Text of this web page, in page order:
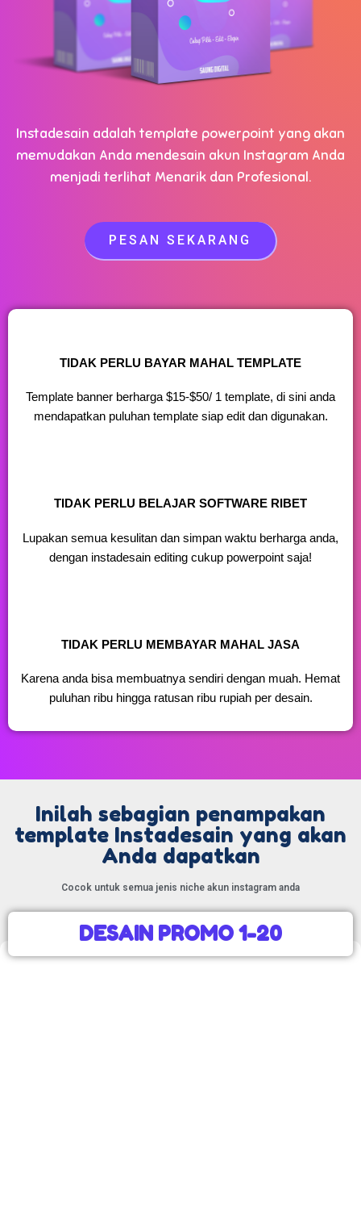
Instadesain adalah template powerpoint yang akan
memudakan Anda mendesain akun Instagram Anda
menjadi terlihat Menarik dan Profesional.
PESAN SEKARANG
TIDAK PERLU BAYAR MAHAL TEMPLATE
Template banner berharga $15-$50/ 1 template, di sini anda
mendapatkan puluhan template siap edit dan digunakan.
TIDAK PERLU BELAJAR SOFTWARE RIBET
Lupakan semua kesulitan dan simpan waktu berharga anda,
dengan instadesain editing cukup powerpoint saja!
TIDAK PERLU MEMBAYAR MAHAL JASA
Karena anda bisa membuatnya sendiri dengan muah. Hemat
puluhan ribu hingga ratusan ribu rupiah per desain.
Inilah sebagian penampakan
template Instadesain yang akan
Anda dapatkan
Cocok untuk semua jenis niche akun instagram anda
DESAIN PROMO 1-20